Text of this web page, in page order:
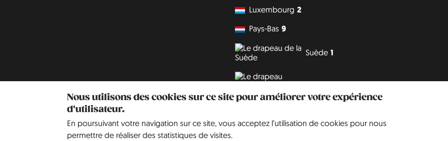
Nous utilisons des cookies sur ce site pour améliorer votre expérience
d'utilisateur.
En poursuivant votre navigation sur ce site, vous acceptez l’utilisation de cookies pour nous
permettre de réaliser des statistiques de visites.
Luxembourg 2
Pays-Bas 9
Suède 1
Philipp J. Conrad Creative Commons: BY, NC, DA